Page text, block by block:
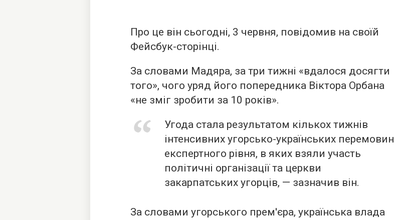
Про це він сьогодні, 3 червня, повідомив на своїй
Фейсбук-сторінці.
За словами Мадяра, за три тижні «вдалося досягти
того», чого уряд його попередника Віктора Орбана
«не зміг зробити за 10 років».
Угода стала результатом кількох тижнів
інтенсивних угорсько-українських перемовин
експертного рівня, в яких взяли участь
політичні організації та церкви
закарпатських угорців, — зазначив він.
За словами угорського прем'єра, українська влада